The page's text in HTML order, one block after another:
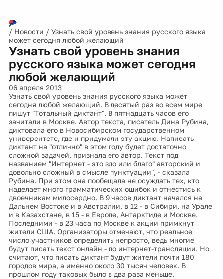
/ Новости / Узнать свой уровень знания русского языка
может сегодня любой желающий
Узнать свой уровень знания
русского языка может сегодня
любой желающий
06 апреля 2013
Узнать свой уровень знания русского языка может
сегодня любой желающий. В десятый раз во всем мире
пишут "Тотальный диктант". В пятнадцать часов его
зачитали в Москве. Автор текста, писатель Дина Рубина,
диктовала его в Новосибирском государственном
университете, где и придумали эту акцию. Написать
диктант на "отлично" в этом году будет достаточно
сложной задачей, признала его автор. Текст под
названием "Интернет - это зло или благо" авторский и
довольно сложный в смысле пунктуации", - сказала
Рубина. При этом она пообещала не осуждать тех, кто
наделает много грамматических ошибок и отнестись к
двоечникам милосердно. В 9 часов диктант начался на
Дальнем Востоке и в Австралии, в 12 - в Сибири, на Урале
и в Казахстане, в 15 - в Европе, Антарктиде и Москве.
Последними - в 23 часа по Москве к акции примкнут
жители США. Организаторы отмечают, что реальное
число участников определить непросто, ведь многие
будут писать текст онлайн - по интернет-трансляции. Но
считают, что писать диктант будут жители почти 180
городов мира, а именно около 30 тысяч человек. В
прошлом году таковых было в два раза меньше.